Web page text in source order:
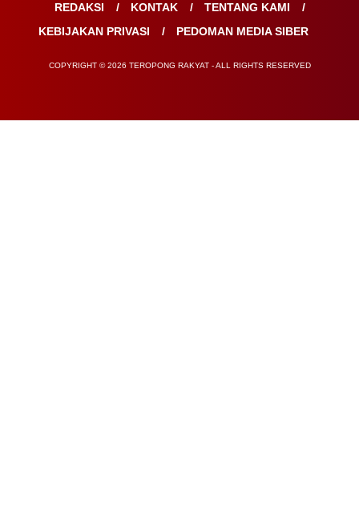
REDAKSI KONTAK
TENTANG KAMI
KEBIJAKAN PRIVASI
PEDOMAN MEDIA SIBER
COPYRIGHT © 2026 TEROPONG RAKYAT - ALL RIGHTS RESERVED